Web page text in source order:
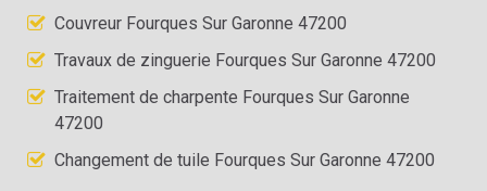
Couvreur Fourques Sur Garonne 47200
Travaux de zinguerie Fourques Sur Garonne 47200
Traitement de charpente Fourques Sur Garonne
47200
Changement de tuile Fourques Sur Garonne 47200